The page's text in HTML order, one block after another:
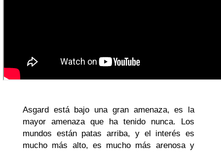
Asgard está bajo una gran amenaza, es la
mayor amenaza que ha tenido nunca. Los
mundos están patas arriba, y el interés es
mucho más alto, es mucho más arenosa y